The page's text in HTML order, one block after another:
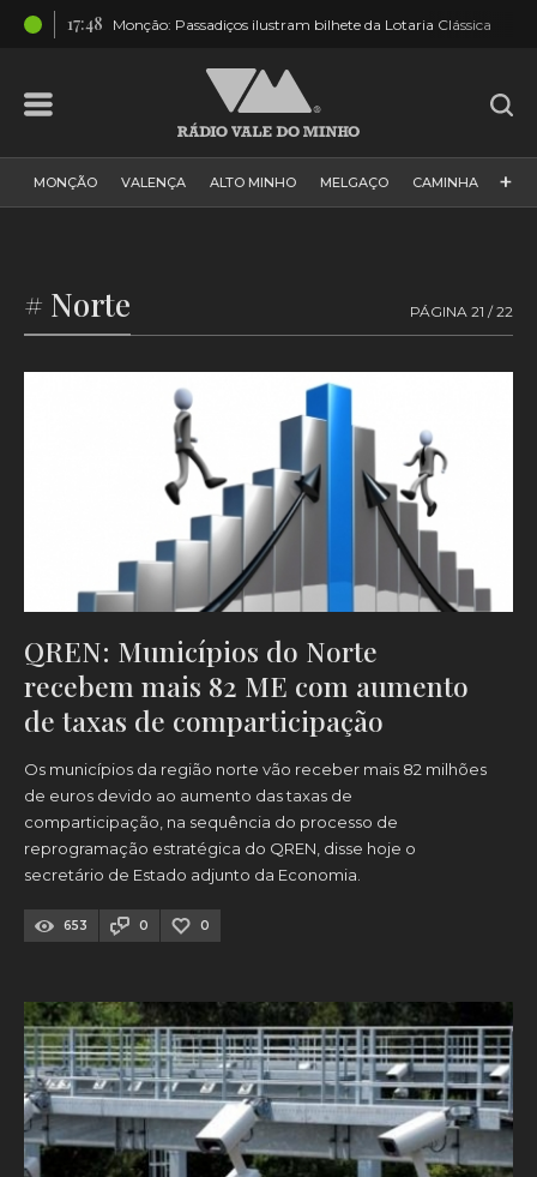
17:48 Monção: Passadiços ilustram bilhete da Lotaria Clássica
MONÇÃO VALENÇA ALTO MINHO MELGAÇO CAMINHA
VALE DO MINHO MINHO MUNDO ESPANHA NORTE
VILA PRAIA DE ÂNCORA
+
# Norte PÁGINA 21 / 22
QREN: Municípios do Norte
recebem mais 82 ME com aumento
de taxas de comparticipação
Os municípios da região norte vão receber mais 82 milhões
de euros devido ao aumento das taxas de
comparticipação, na sequência do processo de
reprogramação estratégica do QREN, disse hoje o
secretário de Estado adjunto da Economia.
653 0 0